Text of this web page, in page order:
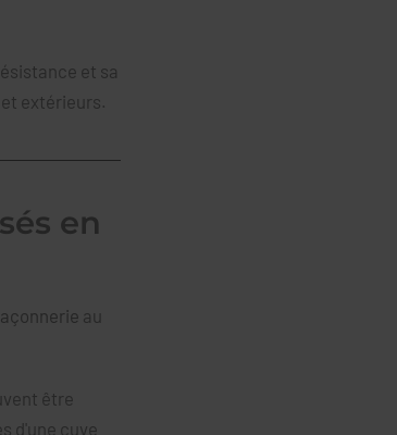
et sa
extérieurs.
en
au
être
d'une cuve